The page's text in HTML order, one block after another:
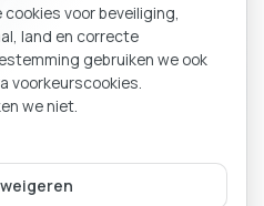
voor beveiliging,
land en correcte
gebruiken we ook
voorkeurscookies.
we niet.